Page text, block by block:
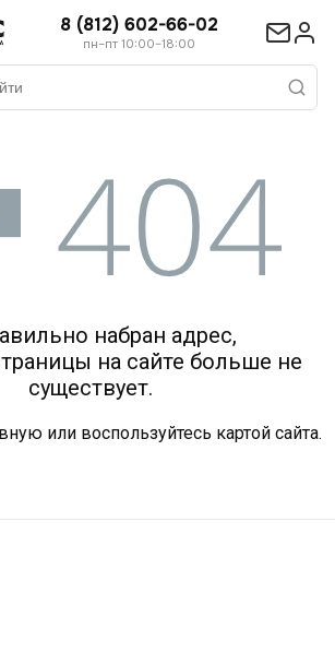
8 (812) 602-66-02
пн–пт 10:00–18:00
набран адрес,
на сайте больше не
существует.
или воспользуйтесь картой сайта.